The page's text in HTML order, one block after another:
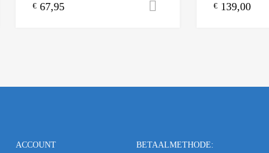
Toevoegen aan winkelwagen
€ 67,95 Toevoegen aan
€ 139,00
ACCOUNT BETAALMETHODE: